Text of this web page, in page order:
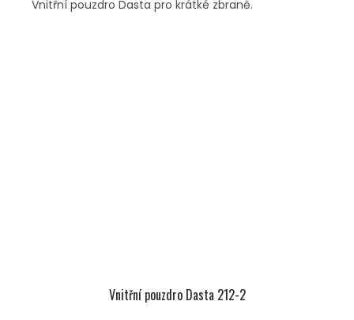
Vnitřní pouzdro Dasta pro krátké zbraně.
Vnitřní pouzdro Dasta 212-2